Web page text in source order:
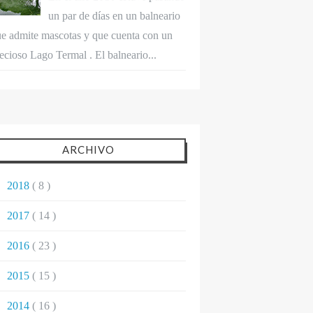
un par de días en un balneario
admite mascotas y que cuenta con un
Lago Termal . El balneario...
ARCHIVO
2018 ( 8 )
2017 ( 14 )
2016 ( 23 )
2015 ( 15 )
2014 ( 16 )